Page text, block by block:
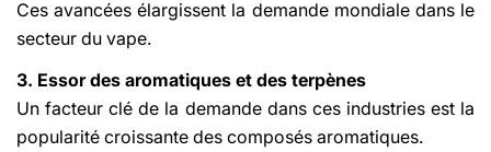
Ces avancées élargissent la demande mondiale dans le
secteur du vape.
3. Essor des aromatiques et des terpènes
Un facteur clé de la demande dans ces industries est la
popularité croissante des composés aromatiques.